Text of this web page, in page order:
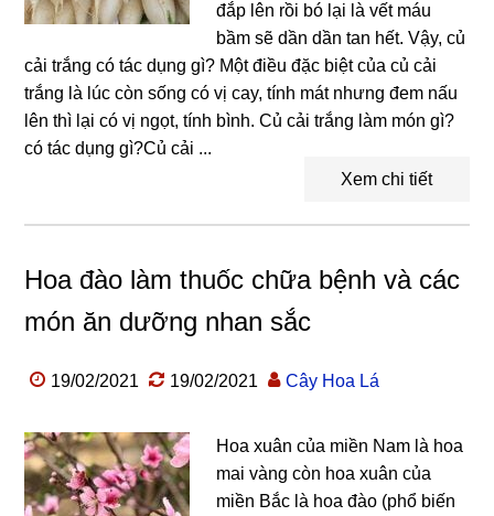
đắp lên rồi bó lại là vết máu
bầm sẽ dần dần tan hết. Vậy, củ
cải trắng có tác dụng gì? Một điều đặc biệt của củ cải
trắng là lúc còn sống có vị cay, tính mát nhưng đem nấu
lên thì lại có vị ngọt, tính bình. Củ cải trắng làm món gì?
có tác dụng gì?Củ cải ...
Xem chi tiết
Hoa đào làm thuốc chữa bệnh và các
món ăn dưỡng nhan sắc
19/02/2021 19/02/2021 Cây Hoa Lá
Hoa xuân của miền Nam là hoa
mai vàng còn hoa xuân của
miền Bắc là hoa đào (phổ biến